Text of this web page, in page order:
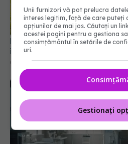
Ministerul Sănătății modifică
în grad de handicap
04 aug 2026, 10:33
Unii furnizori vă pot prelucra
interes legitim, față de care puteți
opțiunilor de mai jos. Căutați un
acestei pagini pentru a gestiona
consimțământul în setările de
uri.
Gestionați